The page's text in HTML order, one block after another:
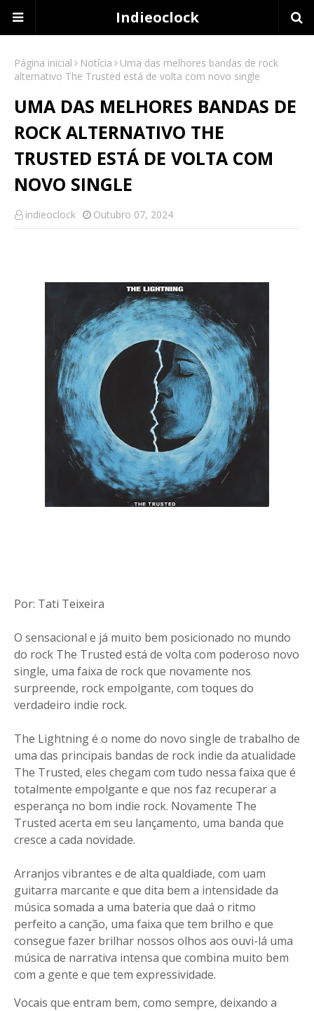
Indieoclock
Página inicial Notícia
Uma das melhores bandas de rock
alternativo The Trusted está de volta com novo single
UMA DAS MELHORES BANDAS DE
ROCK ALTERNATIVO THE
TRUSTED ESTÁ DE VOLTA COM
NOVO SINGLE
indieoclock Outubro 07, 2024
Por: Tati Teixeira
O sensacional e já muito bem posicionado no mundo
do rock The Trusted está de volta com poderoso novo
single, uma faixa de rock que novamente nos
surpreende, rock empolgante, com toques do
verdadeiro indie rock.
The Lightning é o nome do novo single de trabalho de
uma das principais bandas de rock indie da atualidade
The Trusted, eles chegam com tudo nessa faixa que é
totalmente empolgante e que nos faz recuperar a
esperança no bom indie rock. Novamente The
Trusted acerta em seu lançamento, uma banda que
cresce a cada novidade.
Arranjos vibrantes e de alta qualdiade, com uam
guitarra marcante e que dita bem a intensidade da
música somada a uma bateria que daá o ritmo
perfeito a canção, uma faixa que tem brilho e que
consegue fazer brilhar nossos olhos aos ouvi-lá uma
música de narrativa intensa que combina muito bem
com a gente e que tem expressividade.
Vocais que entram bem, como sempre, deixando a